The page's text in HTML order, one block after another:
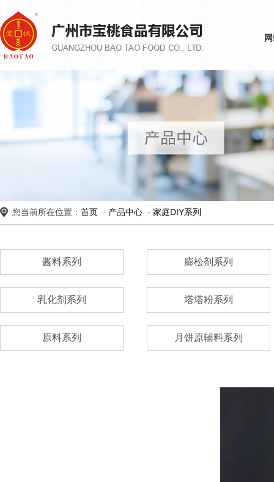
您当前所在位置： 首页 - 产品中心 - 家庭DIY系列
酱料系列 膨松剂系列
乳化剂系列 塔塔粉系列
原料系列 月饼原辅料系列